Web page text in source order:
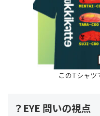
このTシャツ
？EYE 問いの視点